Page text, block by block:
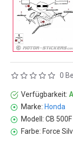
Verfügbarkeit:
Marke: Honda
Modell: CB
Farbe: Force
0